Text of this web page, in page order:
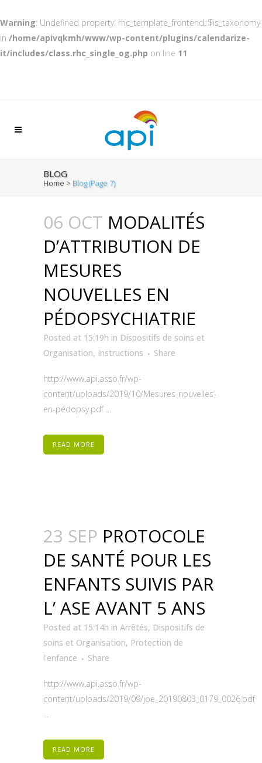
Warning: Undefined property: rhc_template_frontend::$is_taxonomy
in /home/apivqkmh/www/wp-content/plugins/calendarize-
it/includes/class.rhc_single_og.php on line 11
BLOG
Home > Blog(Page 7)
06 OCT MODALITÉS
D’ATTRIBUTION DE
MESURES
NOUVELLES EN
PÉDOPSYCHIATRIE
Posted at 15:19h in Dispositifs de soins et
Organisation, Instructions Share
http://www.api.asso.fr/wp-
content/uploads/2019/10/Mesures-nouvelles-
en-pédopsy.pdf ...
READ MORE
23 SEP PROTOCOLE
DE SANTÉ POUR LES
ENFANTS SUIVIS PAR
L’ ASE AVANT 5 ANS
Posted at 15:14h in Arrêtés, Dispositifs de
soins et Organisation, Protection de
l'enfance
Share
http://www.api.asso.fr/wp-
content/uploads/2019/09/joe_20190803_0179_0026.pdf
...
READ MORE